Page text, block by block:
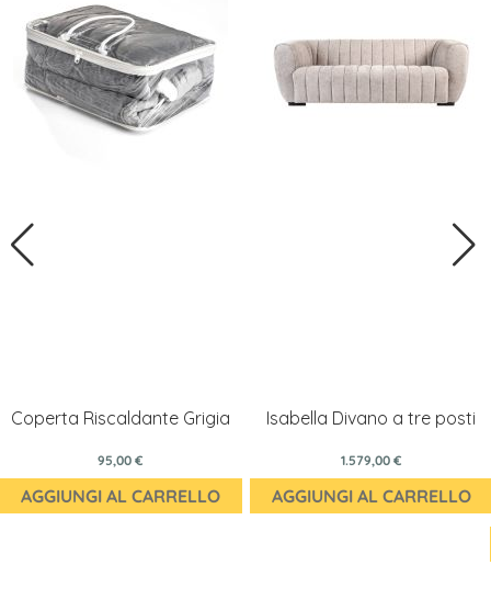
Coperta Riscaldante Grigia
95,00 €
AGGIUNGI AL CARRELLO
Isabella Divano a tre posti
1.579,00 €
AGGIUNGI AL CARRELLO